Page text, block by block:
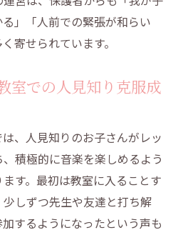
」「人前での緊張が和らい
寄せられています。
室での人見知り克服成
、人見知りのお子さんがレッ
積極的に音楽を楽しめるよう
す。最初は教室に入ることす
しずつ先生や友達と打ち解
するようになったという声も